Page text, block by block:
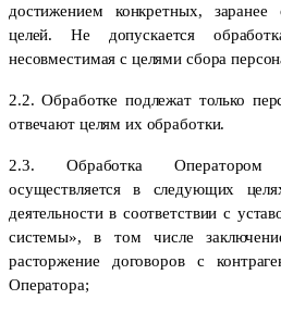
достижением конкретных,
целей. Не допускается
несовместимая с целями сбора
2.2. Обработке подлежат только
отвечают целям их обработки.
2.3. Обработка Оператором
осуществляется в следующих
деятельности в соответствии с
системы», в том числе
расторжение договоров с
Оператора;